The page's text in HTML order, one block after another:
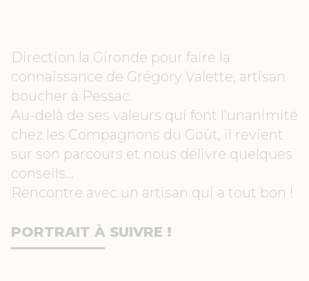
Direction la Gironde pour faire la
connaissance de Grégory Valette, artisan
boucher à Pessac.
Au-delà de ses valeurs qui font l’unanimité
chez les Compagnons du Goût, il revient
sur son parcours et nous délivre quelques
conseils…
Rencontre avec un artisan qui a tout bon !
PORTRAIT À SUIVRE !